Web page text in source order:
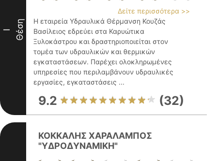
I Θέση
Δείτε περισσότερα >>
Η εταιρεία Υδραυλικά Θέρμανση Κουζάς
Βασίλειος εδρεύει στα Καρυώτικα
Ξυλοκάστρου και δραστηριοποιείται στον
τομέα των υδραυλικών και θερμικών
εγκαταστάσεων. Παρέχει ολοκληρωμένες
υπηρεσίες που περιλαμβάνουν υδραυλικές
εργασίες, εγκαταστάσεις ...
9.2 (32)
ΚΟΚΚΑΛΗΣ ΧΑΡΑΛΑΜΠΟΣ
"ΥΔΡΟΔΥΝΑΜΙΚΗ"